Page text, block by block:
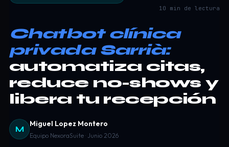
10 min de lectura
Chatbot clínica
privada Sarrià:
automatiza citas,
reduce no-shows y
libera tu recepción
M
Miguel Lopez Montero
Equipo NexoraSuite · Junio 2026